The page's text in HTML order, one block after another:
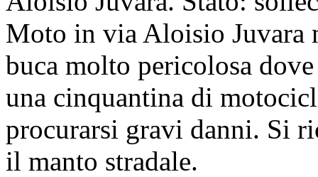
Moto in via Aloisio Juvara
buca molto pericolosa
una cinquantina di
procurarsi gravi danni. Si
il manto stradale.